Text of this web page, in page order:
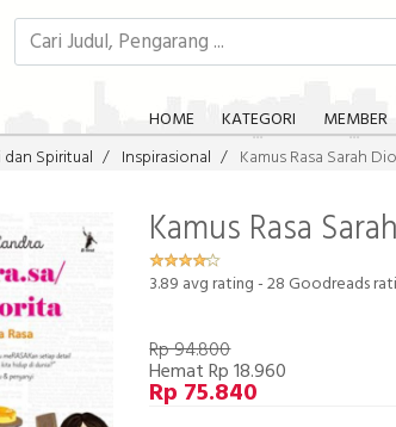
HOME KATEGORI MEMBER
dan Spiritual Inspirasional Kamus Rasa Sarah
Kamus Rasa
3.89 avg rating -28 Goodreads
Rp 94.800
Hemat Rp 18.960
Rp 75.840